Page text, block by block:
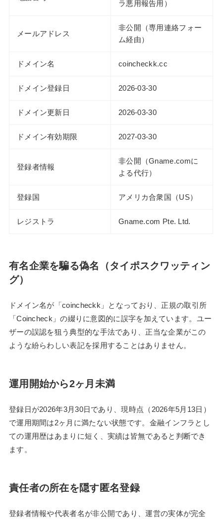
ラ悪用報告用）
メールアドレス
非公開（専用連絡フォー
ム経由）
ドメイン名 coincheckk.cc
ドメイン登録日 2026-03-30
ドメイン更新日 2026-03-30
ドメイン有効期限 2027-03-30
登録者情報
非公開（Gname.comに
よる代行）
登録国 アメリカ合衆国（US）
レジストラ Gname.com Pte. Ltd.
有名企業を騙る偽名（タイポスクワッティン
グ）
ドメイン名が「coincheckk」となっており、正規の取引所
「Coincheck」の綴りに意図的に誤字を加えています。ユー
ザーの誤認を狙う典型的な手法であり、正当な企業がこの
ような紛らわしい表記を採用することはありません。
運用開始から2ヶ月未満
登録日が2026年3月30日であり、現時点（2026年5月13日）
で運用期間は2ヶ月に満たない状態です。金融インフラとし
ての運用歴はあまりに短く、実績は皆無であると判断でき
ます。
責任者の所在を隠す匿名登録
登録者情報や代表者名が非公開であり、運営の実体が完全